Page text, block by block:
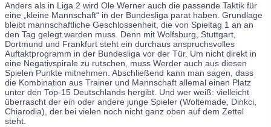
Anders als in Liga 2 wird Ole Werner auch die passende Taktik für
eine „kleine Mannschaft“ in der Bundesliga parat haben. Grundlage
bleibt mannschaftliche Geschlossenheit, die von Spieltag 1 an an
den Tag gelegt werden muss. Denn mit Wolfsburg, Stuttgart,
Dortmund und Frankfurt steht ein durchaus anspruchsvolles
Auftaktprogramm in der Bundesliga vor der Tür. Um nicht direkt in
eine Negativspirale zu rutschen, muss Werder auch aus diesen
Spielen Punkte mitnehmen. Abschließend kann man sagen, dass
die Kombination aus Trainer und Mannschaft allemal einen Platz
unter den Top-15 Deutschlands hergibt. Und wer weiß: vielleicht
überrascht der ein oder andere junge Spieler (Woltemade, Dinkci,
Chiarodia), der bei vielen noch nicht ganz oben auf dem Zettel
steht.